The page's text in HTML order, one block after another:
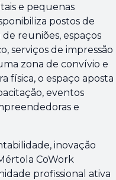
e pequenas
postos de
reuniões, espaços
serviços de impressão
zona de convívio e
física, o espaço aposta
eventos
e
inovação
CoWork
profissional ativa